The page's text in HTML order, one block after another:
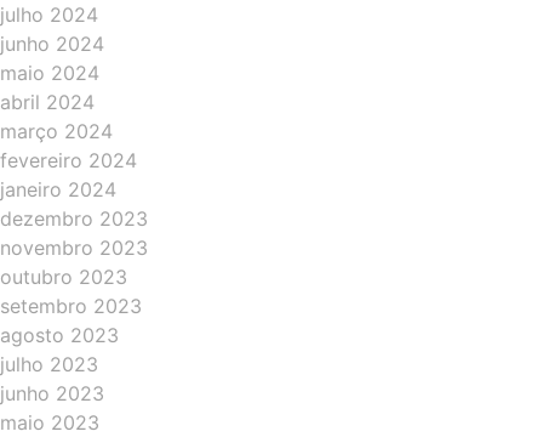
julho 2024
junho 2024
maio 2024
abril 2024
março 2024
fevereiro 2024
janeiro 2024
dezembro 2023
novembro 2023
outubro 2023
setembro 2023
agosto 2023
julho 2023
junho 2023
maio 2023